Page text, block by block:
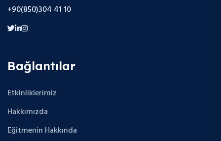
+90(850)304 41 10
Bağlantılar
Etkinliklerimiz
Hakkımızda
Eğitmenin Hakkında